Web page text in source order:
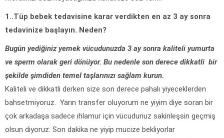
1..Tüp bebek tedavisine karar verdikten en az 3 ay sonra
tedavinize başlayın. Neden?
Bugün yediğiniz yemek vücudunuzda 3 ay sonra kaliteli yumurta
ve sperm olarak geri dönüyor. Bu nedenle son derece dikkatli bir
şekilde şimdiden temel taşlarınızı sağlam kurun.
Kaliteli ve dikkatli derken size son derece pahalı yiyeceklerden
bahsetmiyoruz. Yarın transfer oluyorum ne yiyim diye soran bir
çok arkadaşa sadece ıhlamur için vücudunuz sakinleşsin geçmiş
olsun diyoruz. Son dakika ne yiyip mucize bekliyorlar